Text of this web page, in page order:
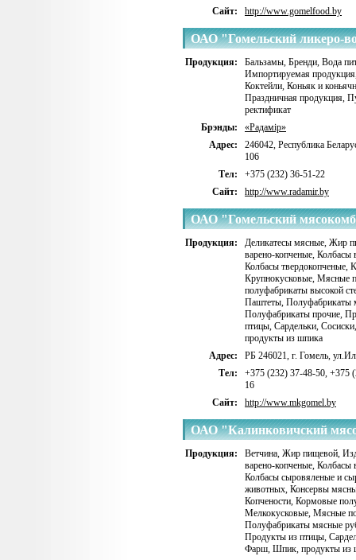
Сайт:
http://www.gomelfood.by
ОАО "Гомельский ликеро-
Продукция: Бальзамы, Бренди, Вода
Импортируемая продукция
Коктейли, Коньяк и
Праздничная продукция,
ректификат
Брэнды:
«Радамiр»
Адрес:
246042, Республика
106
Тел:
+375 (232) 36-51-22
Сайт:
http://www.radamir.by
ОАО "Гомельский
Продукция: Деликатесы мясные, Жир
варено-копченые, Колбасы
Колбасы твердокопченые,
Крупнокусковые, Мясные
полуфабрикаты высокой
Паштеты, Полуфабрикаты
Полуфабрикаты прочие,
птицы, Сардельки, Сосиски
продукты из шпика
Адрес:
РБ 246021, г. Гомель,
Тел:
+375 (232) 37-48-50, +375
16
Сайт:
http://www.mkgomel.by
ОАО "Калинковичский
Продукция: Ветчина, Жир пищевой,
варено-копченые, Колбасы
Колбасы сыровяленые и
животных, Консервы
Копчености, Кормовые
Мелкокусковые, Мясные
Полуфабрикаты мясные
Продукты из птицы,
Фарш, Шпик, продукты из